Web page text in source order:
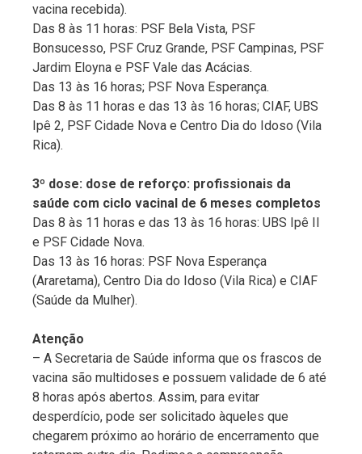
vacina recebida).
Das 8 às 11 horas: PSF Bela Vista, PSF
Bonsucesso, PSF Cruz Grande, PSF Campinas, PSF
Jardim Eloyna e PSF Vale das Acácias.
Das 13 às 16 horas; PSF Nova Esperança.
Das 8 às 11 horas e das 13 às 16 horas; CIAF, UBS
Ipê 2, PSF Cidade Nova e Centro Dia do Idoso (Vila
Rica).
3º dose: dose de reforço: profissionais da
saúde com ciclo vacinal de 6 meses completos
Das 8 às 11 horas e das 13 às 16 horas: UBS Ipê II
e PSF Cidade Nova.
Das 13 às 16 horas: PSF Nova Esperança
(Araretama), Centro Dia do Idoso (Vila Rica) e CIAF
(Saúde da Mulher).
Atenção
– A Secretaria de Saúde informa que os frascos de
vacina são multidoses e possuem validade de 6 até
8 horas após abertos. Assim, para evitar
desperdício, pode ser solicitado àqueles que
chegarem próximo ao horário de encerramento que